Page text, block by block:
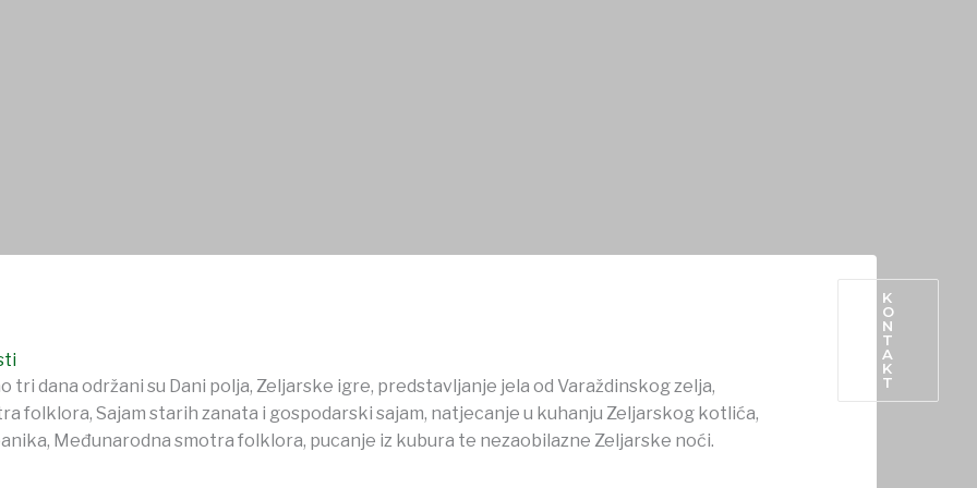
K
O
N
T
A
K
T
tri dana održani su Dani polja, Zeljarske igre, predstavljanje jela od Varaždinskog zelja,
folklora, Sajam starih zanata i gospodarski sajam, natjecanje u kuhanju Zeljarskog kotlića,
Međunarodna smotra folklora, pucanje iz kubura te nezaobilazne Zeljarske noći.